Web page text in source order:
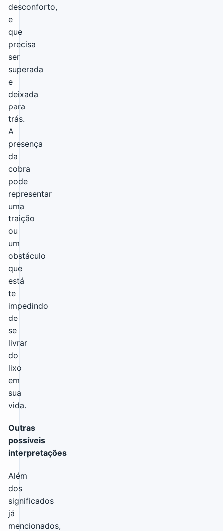
desconforto,
e
que
precisa
ser
superada
e
deixada
para
trás.
A
presença
da
cobra
pode
representar
uma
traição
ou
um
obstáculo
que
está
te
impedindo
de
se
livrar
do
lixo
em
sua
vida.
Outras
possíveis
interpretações
Além
dos
significados
já
mencionados,